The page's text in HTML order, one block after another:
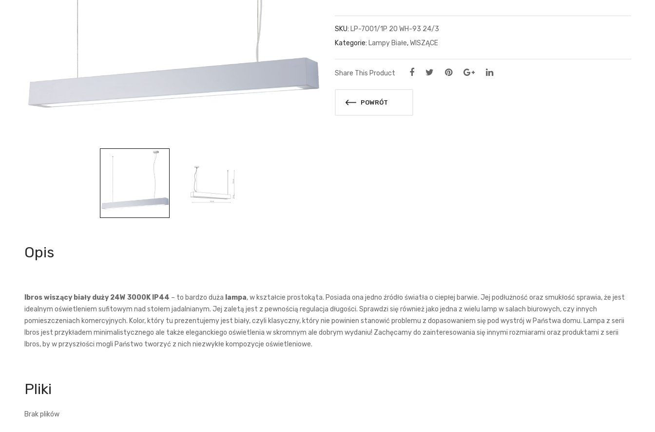
SKU: LP-7001/1P 20 WH-93 24/3
Kategorie: Lampy Białe,WISZĄCE
Share This Product
POWRÓT
Opis
Ibros wiszący biały duży 24W 3000K IP44 – to bardzo duża lampa, w kształcie prostokąta. Posiada ona jedno źródło światła o ciepłej barwie. Jej podłużność oraz smukłość sprawia, że jest
idealnym oświetleniem sufitowym nad stołem jadalnianym. Jej zaletą jest z pewnością regulacja długości. Sprawdzi się również jako jedna z wielu lamp w salach biurowych, czy innych
pomieszczeniach komercyjnych. Kolor, który tu prezentujemy jest biały, czyli klasyczny, który nie powinien stanowić problemu z dopasowaniem się pod wystrój w Państwa domu. Lampa z serii
Ibros jest przykładem minimalistycznego ale także eleganckiego oświetlenia w skromnym ale dobrym wydaniu! Zachęcamy do zainteresowania się innymi rozmiarami oraz produktami z serii
Ibros, by w przyszłości mogli Państwo tworzyć z nich niezwykłe kompozycje oświetleniowe.
Brak plików